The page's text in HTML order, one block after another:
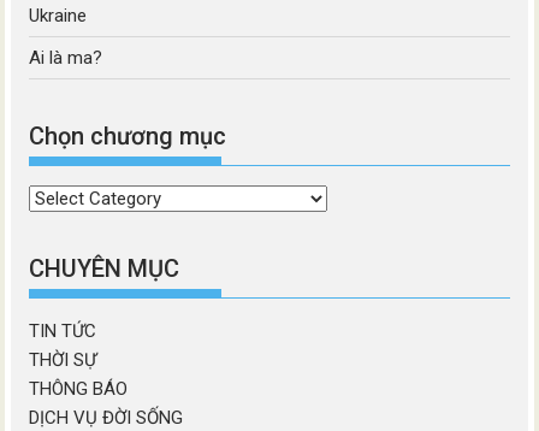
Ukraine
Ai là ma?
Chọn chương mục
Chọn
mục
CHUYÊN MỤC
TIN TỨC
THỜI SỰ
THÔNG BÁO
DỊCH VỤ ĐỜI SỐNG